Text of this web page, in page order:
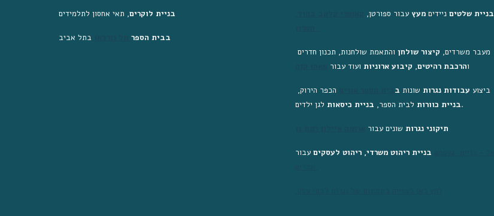
בניית לוקרים, תאי אחסון לתלמידים
בבית הספר בתל אביב
בניית שלטים ניידים מעץ עבור ספורטן,
מעבר משרדים, קיצור שולחן
והרכבת רהיטים, קיבוע ארוניות ועוד עבור
ביצוע עבודות נגרות שונות ב
הכפר הירוק,
בניית כוורות לבית הספר, בניית כיסאות לגן ילדים.
תיקוני נגרות שונים עבור
בניית ריהוט משרדי, ריהוט לעסקים עבור